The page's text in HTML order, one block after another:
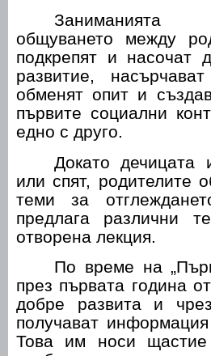
общуването между
подкрепят и насочат
развитие,
обменят опит и
първите социални
едно с друго.
Докато дечицата
или спят, родителите
теми за
предлага различни
отворена лекция.
По време на
през първата година
добре развита и
получават
Това им носи